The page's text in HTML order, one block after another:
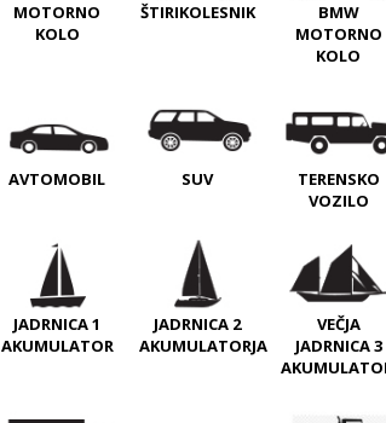
MOTORNO
KOLO
ŠTIRIKOLESNIK
BMW
MOTORNO
KOLO
AVTOMOBIL SUV
TERENSKO
VOZILO
JADRNICA 1
AKUMULATOR
JADRNICA 2
AKUMULATORJA
VEČJA
JADRNICA 3